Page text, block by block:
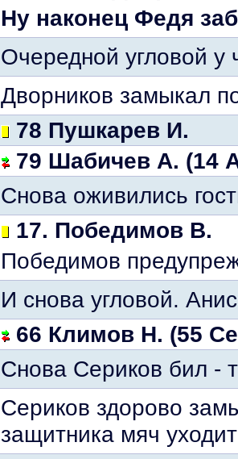
Ну наконец Федя
Очередной угловой у
Дворников замыкал
78 Пушкарев И.
79 Шабичев А. (14
Снова оживились
17. Победимов В.
Победимов
И снова угловой.
66 Климов Н. (55
Снова Сериков бил -
Сериков здорово
защитника мяч